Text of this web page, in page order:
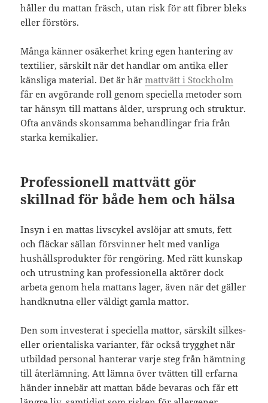
håller du mattan fräsch, utan risk för att fibrer bleks
eller förstörs.
Många känner osäkerhet kring egen hantering av
textilier, särskilt när det handlar om antika eller
känsliga material. Det är härmattvätt i Stockholm
får en avgörande roll genom speciella metoder som
tar hänsyn till mattans ålder, ursprung och struktur.
Ofta används skonsamma behandlingar fria från
starka kemikalier.
Professionell mattvätt gör
skillnad för både hem och hälsa
Insyn i en mattas livscykel avslöjar att smuts, fett
och fläckar sällan försvinner helt med vanliga
hushållsprodukter för rengöring. Med rätt kunskap
och utrustning kan professionella aktörer dock
arbeta genom hela mattans lager, även när det gäller
handknutna eller väldigt gamla mattor.
Den som investerat i speciella mattor, särskilt silkes-
eller orientaliska varianter, får också trygghet när
utbildad personal hanterar varje steg från hämtning
till återlämning. Att lämna över tvätten till erfarna
händer innebär att mattan både bevaras och får ett